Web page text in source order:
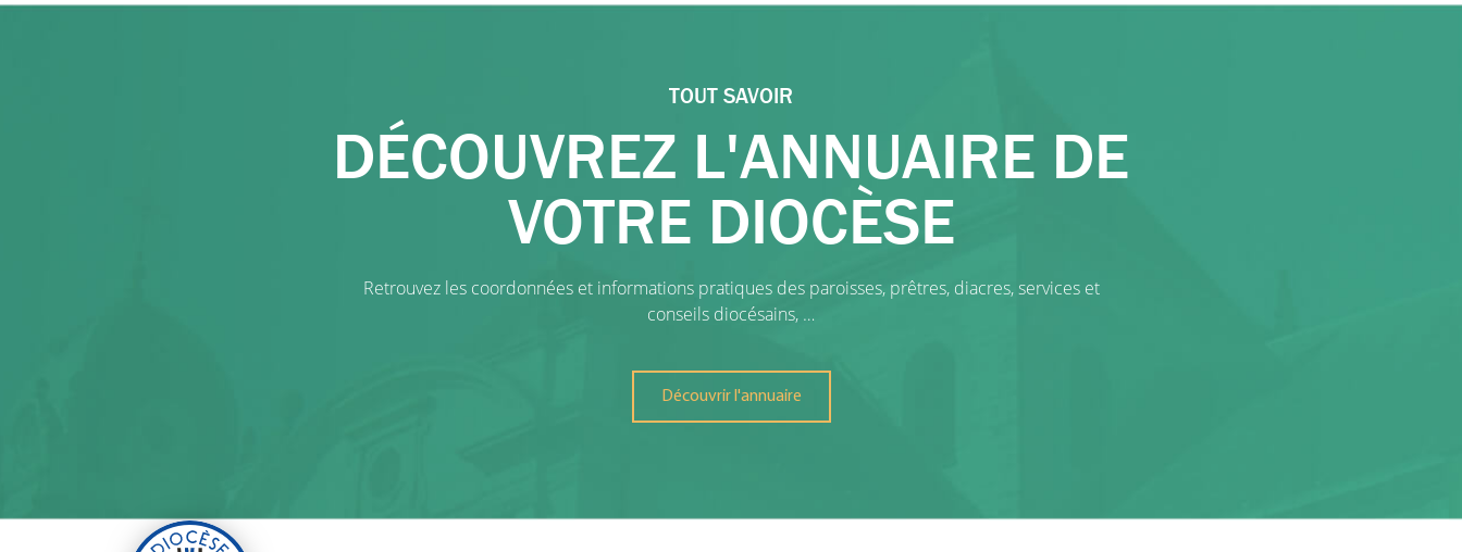
TOUT SAVOIR
DÉCOUVREZ L'ANNUAIRE DE
VOTRE DIOCÈSE
Retrouvez les coordonnées et informations pratiques des paroisses, prêtres, diacres, services et
conseils diocésains, …
Découvrir l'annuaire